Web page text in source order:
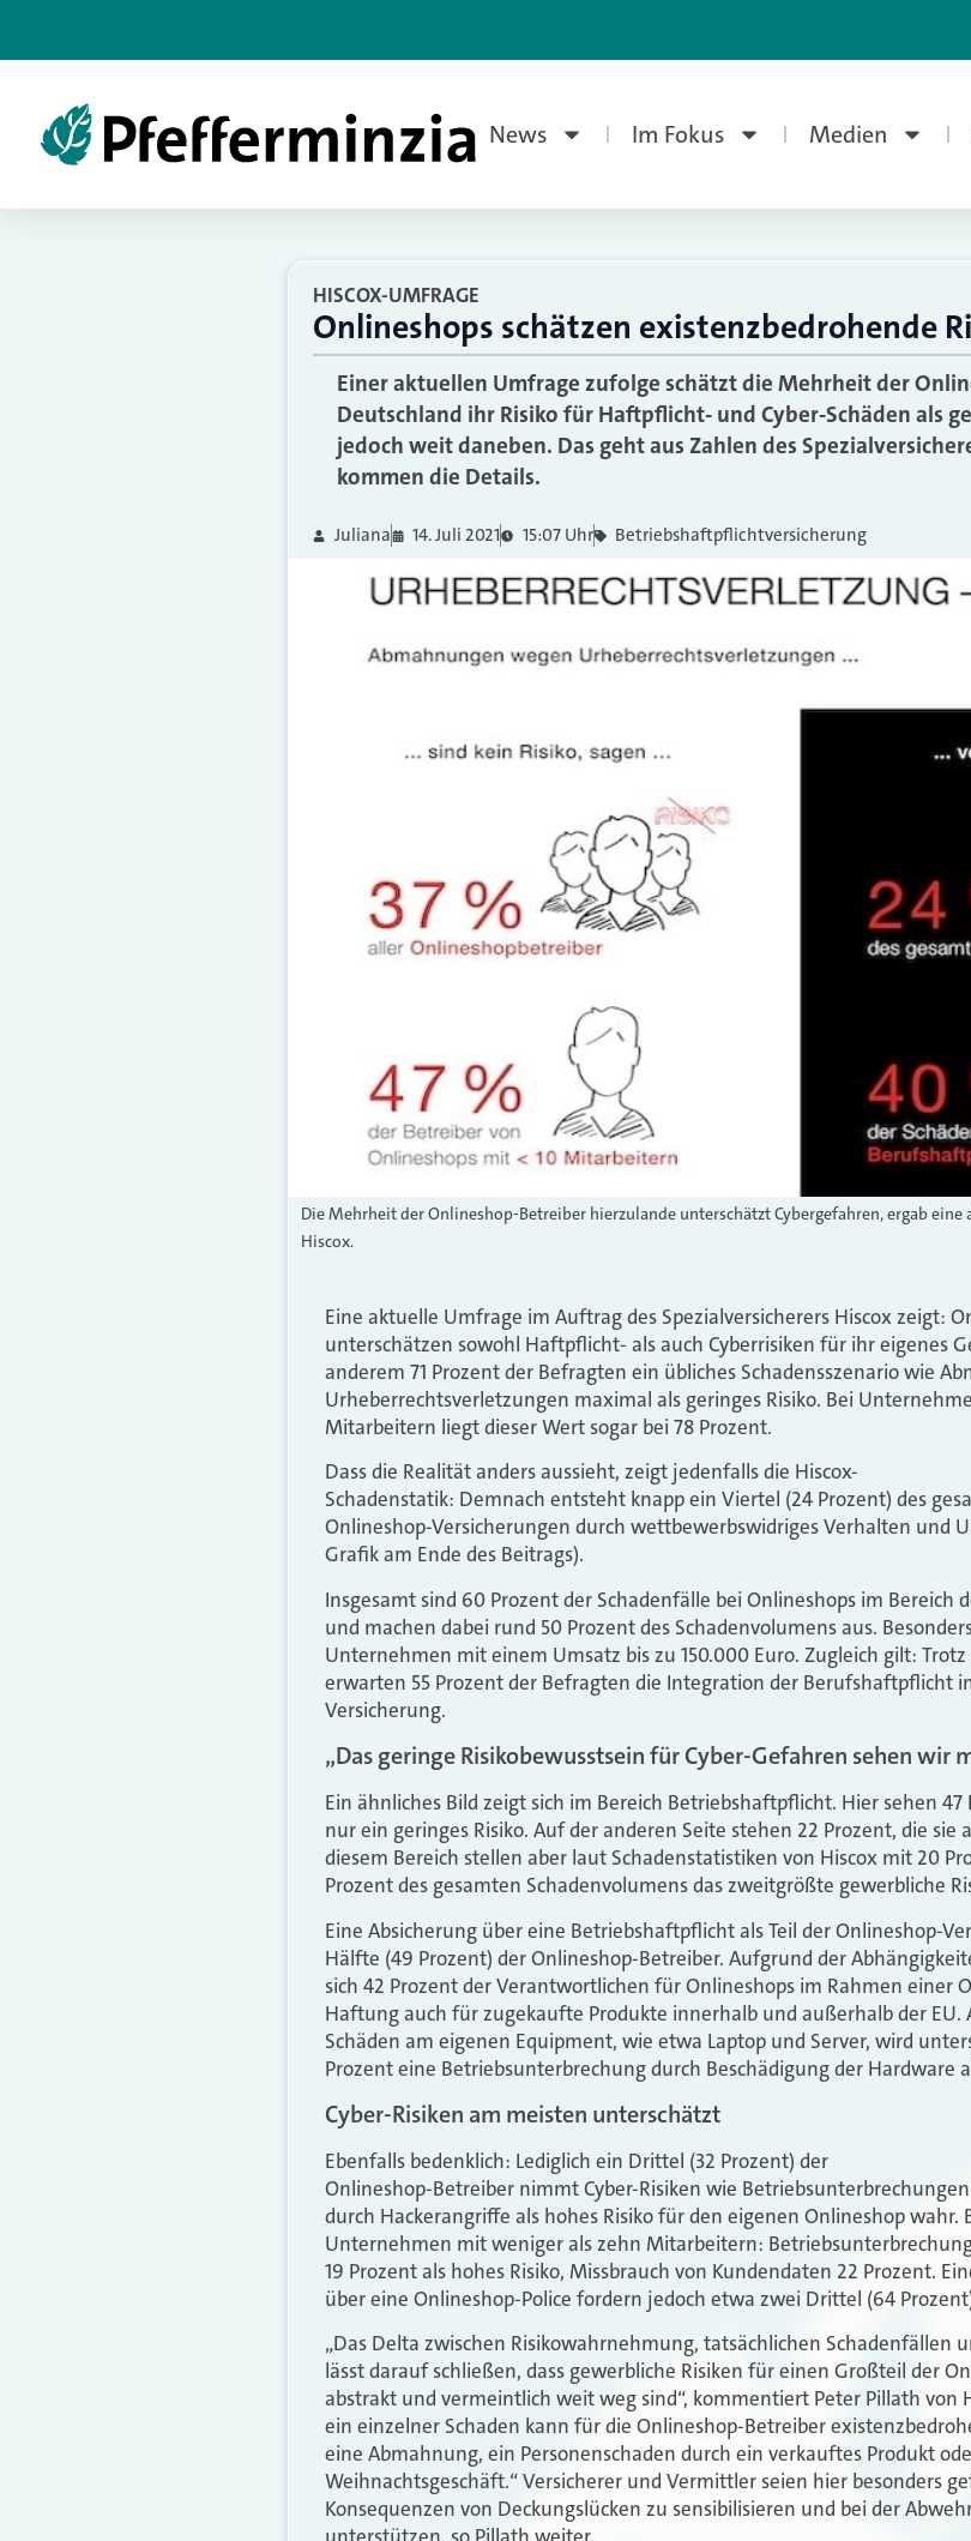
News Im Fokus Medien
HISCOX-UMFRAGE
Onlineshops schätzen existenzbedrohende
Einer aktuellen Umfrage zufolge schätzt die Mehrheit der
Deutschland ihr Risiko für Haftpflicht- und Cyber-Schäden als
jedoch weit daneben. Das geht aus Zahlen des
kommen die Details.
Juliana 14. Juli 2021 15:07 Uhr Betriebshaftpflichtversicherung
Die Mehrheit der Onlineshop-Betreiber hierzulande unterschätzt Cybergefahren, ergab eine
Hiscox.
Eine aktuelle Umfrage im Auftrag des Spezialversicherers Hiscox zeigt:
unterschätzen sowohl Haftpflicht- als auch Cyberrisiken für ihr eigenes
anderem 71 Prozent der Befragten ein übliches Schadensszenario wie
Urheberrechtsverletzungen maximal als geringes Risiko. Bei
Mitarbeitern liegt dieser Wert sogar bei 78 Prozent.
Dass die Realität anders aussieht, zeigt jedenfalls die Hiscox-
Schadenstatik: Demnach entsteht knapp ein Viertel (24 Prozent) des
Onlineshop-Versicherungen durch wettbewerbswidriges Verhalten und
Grafik am Ende des Beitrags).
Insgesamt sind 60 Prozent der Schadenfälle bei Onlineshops im
und machen dabei rund 50 Prozent des Schadenvolumens aus.
Unternehmen mit einem Umsatz bis zu 150.000 Euro. Zugleich gilt:
erwarten 55 Prozent der Befragten die Integration der Berufshaftpflicht
Versicherung.
„Das geringe Risikobewusstsein für Cyber-Gefahren sehen wir
Ein ähnliches Bild zeigt sich im Bereich Betriebshaftpflicht. Hier sehen
nur ein geringes Risiko. Auf der anderen Seite stehen 22 Prozent, die sie
diesem Bereich stellen aber laut Schadenstatistiken von Hiscox mit 20
Prozent des gesamten Schadenvolumens das zweitgrößte gewerbliche
Eine Absicherung über eine Betriebshaftpflicht als Teil der Onlineshop-
Hälfte (49 Prozent) der Onlineshop-Betreiber. Aufgrund der
sich 42 Prozent der Verantwortlichen für Onlineshops im Rahmen einer
Haftung auch für zugekaufte Produkte innerhalb und außerhalb der EU.
Schäden am eigenen Equipment, wie etwa Laptop und Server, wird
Prozent eine Betriebsunterbrechung durch Beschädigung der Hardware
Cyber-Risiken am meisten unterschätzt
Ebenfalls bedenklich: Lediglich ein Drittel (32 Prozent) der
Onlineshop-Betreiber nimmt Cyber-Risiken wie
durch Hackerangriffe als hohes Risiko für den eigenen Onlineshop wahr.
Unternehmen mit weniger als zehn Mitarbeitern:
19 Prozent als hohes Risiko, Missbrauch von Kundendaten 22 Prozent.
über eine Onlineshop-Police fordern jedoch etwa zwei Drittel (64
„Das Delta zwischen Risikowahrnehmung, tatsächlichen Schadenfällen
lässt darauf schließen, dass gewerbliche Risiken für einen Großteil der
abstrakt und vermeintlich weit weg sind“, kommentiert Peter Pillath von
ein einzelner Schaden kann für die Onlineshop-Betreiber
eine Abmahnung, ein Personenschaden durch ein verkauftes Produkt
Weihnachtsgeschäft.“ Versicherer und Vermittler seien hier besonders
Konsequenzen von Deckungslücken zu sensibilisieren und bei der